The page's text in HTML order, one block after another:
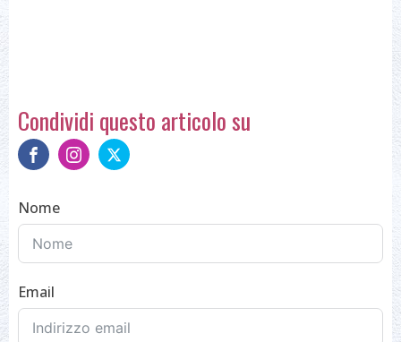
Condividi questo articolo su
Nome
Email